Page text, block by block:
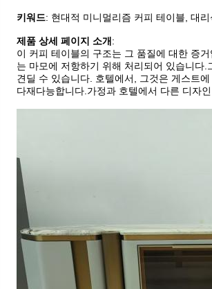
키워드: 현대적 미니멀리즘 커피 테이블, 대
제품 상세 페이지 소개 :
이 커피 테이블의 구조는 그 품질에 대한 증
는 마모에 저항하기 위해 처리되어 있습니다
견딜 수 있습니다. 호텔에서, 그것은 게스트
다재다능합니다.가정과 호텔에서 다른 디자인